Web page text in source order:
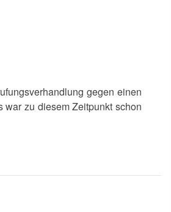
gegen einen
war zu diesem Zeitpunkt schon